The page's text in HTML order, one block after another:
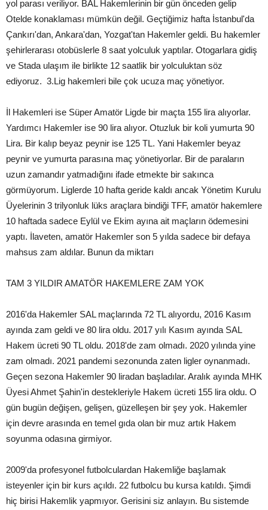
yol parası veriliyor. BAL Hakemlerinin bir gün önceden gelip
Otelde konaklaması mümkün değil. Geçtiğimiz hafta İstanbul'da
Çankırı'dan, Ankara'dan, Yozgat'tan Hakemler geldi. Bu hakemler
şehirlerarası otobüslerle 8 saat yolculuk yaptılar. Otogarlara gidiş
ve Stada ulaşım ile birlikte 12 saatlik bir yolculuktan söz
ediyoruz. 3.Lig hakemleri bile çok ucuza maç yönetiyor.
İl Hakemleri ise Süper Amatör Ligde bir maçta 155 lira alıyorlar.
Yardımcı Hakemler ise 90 lira alıyor. Otuzluk bir koli yumurta 90
Lira. Bir kalıp beyaz peynir ise 125 TL. Yani Hakemler beyaz
peynir ve yumurta parasına maç yönetiyorlar. Bir de paraların
uzun zamandır yatmadığını ifade etmekte bir sakınca
görmüyorum. Liglerde 10 hafta geride kaldı ancak Yönetim Kurulu
Üyelerinin 3 trilyonluk lüks araçlara bindiği TFF, amatör hakemlere
10 haftada sadece Eylül ve Ekim ayına ait maçların ödemesini
yaptı. İlaveten, amatör Hakemler son 5 yılda sadece bir defaya
mahsus zam aldılar. Bunun da miktarı
TAM 3 YILDIR AMATÖR HAKEMLERE ZAM YOK
2016'da Hakemler SAL maçlarında 72 TL alıyordu, 2016 Kasım
ayında zam geldi ve 80 lira oldu. 2017 yılı Kasım ayında SAL
Hakem ücreti 90 TL oldu. 2018'de zam olmadı. 2020 yılında yine
zam olmadı. 2021 pandemi sezonunda zaten ligler oynanmadı.
Geçen sezona Hakemler 90 liradan başladılar. Aralık ayında MHK
Üyesi Ahmet Şahin'in destekleriyle Hakem ücreti 155 lira oldu. O
gün bugün değişen, gelişen, güzelleşen bir şey yok. Hakemler
için devre arasında en temel gıda olan bir muz artık Hakem
soyunma odasına girmiyor.
2009'da profesyonel futbolculardan Hakemliğe başlamak
isteyenler için bir kurs açıldı. 22 futbolcu bu kursa katıldı. Şimdi
hiç birisi Hakemlik yapmıyor. Gerisini siz anlayın. Bu sistemde